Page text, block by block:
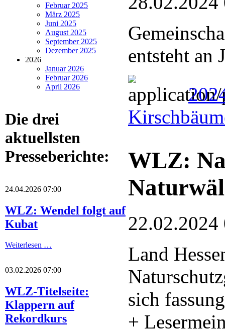
Februar 2025
März 2025
Juni 2025
August 2025
September 2025
Dezember 2025
2026
Januar 2026
Februar 2026
April 2026
Die drei
aktuellsten
Presseberichte:
24.04.2026 07:00
WLZ: Wendel folgt auf
Kubat
Weiterlesen …
03.02.2026 07:00
WLZ-Titelseite:
Klappern auf
Rekordkurs
entsteht an
WLZ:
22.02.2024
Land
sich
+